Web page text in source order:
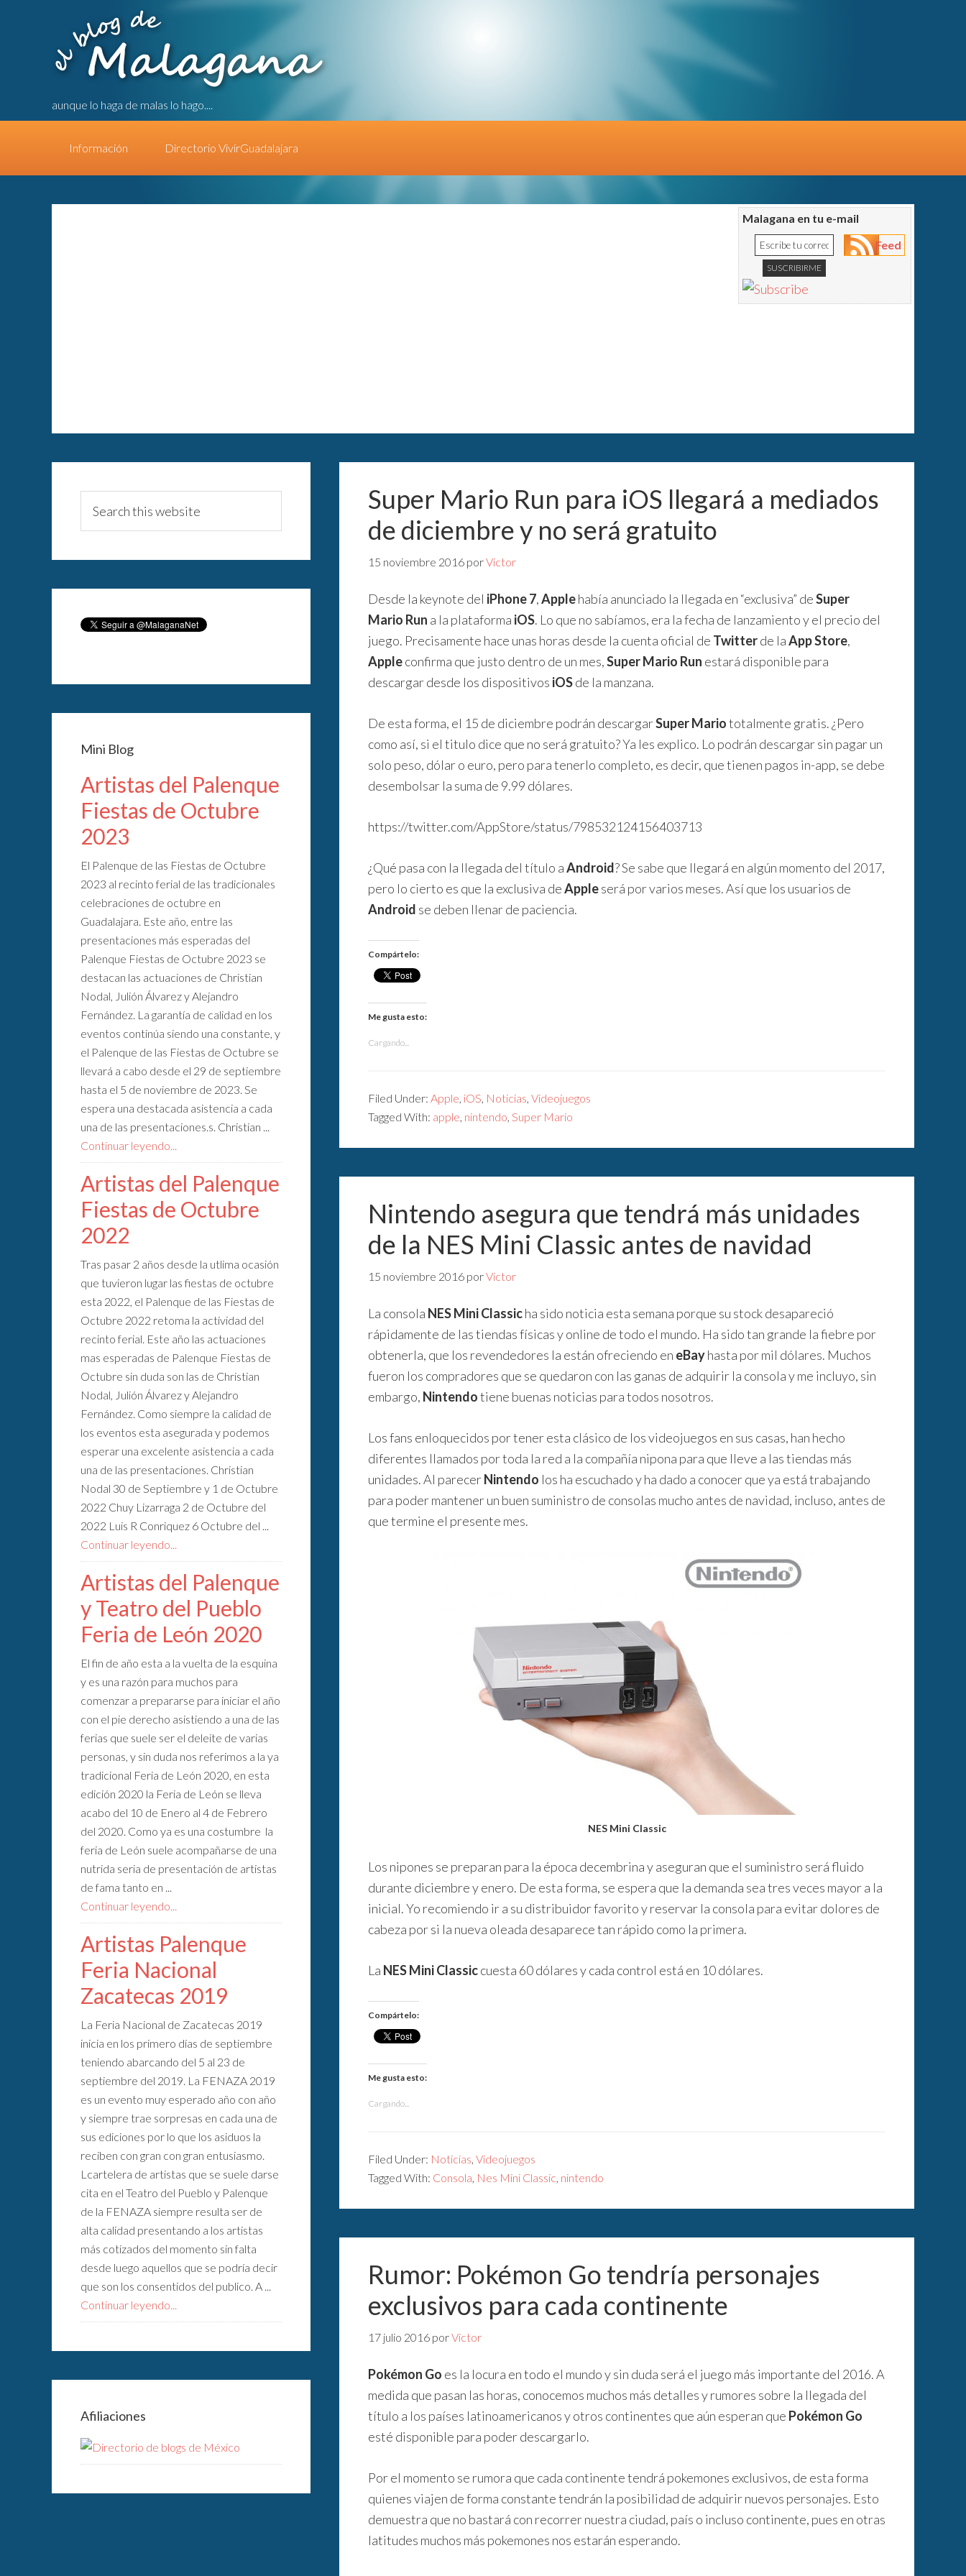
aunque lo haga de malas lo hago....
Información Directorio VivirGuadalajara
Malagana en tu e-mail
Feed
Super Mario Run para iOS llegará a mediados
de diciembre y no será gratuito
15 noviembre 2016 porVictor
Desde la keynote del iPhone 7,Applehabía anunciado la llegada en “exclusiva” deSuper
Mario Run a la plataforma iOS. Lo que no sabíamos, era la fecha de lanzamiento y el precio del
juego. Precisamente hace unas horas desde la cuenta oficial de Twitterde laApp Store,
Appleconfirma que justo dentro de un mes,Super Mario Run estará disponible para
descargar desde los dispositivos iOSde la manzana.
De esta forma, el 15 de diciembre podrán descargarSuper Mariototalmente gratis. ¿Pero
como así, si el titulo dice que no será gratuito? Ya les explico. Lo podrán descargar sin pagar un
solo peso, dólar o euro, pero para tenerlo completo, es decir, que tienen pagos in-app, se debe
desembolsar la suma de 9.99 dólares.
https://twitter.com/AppStore/status/798532124156403713
¿Qué pasa con la llegada del título aAndroid? Se sabe que llegará en algún momento del 2017,
pero lo cierto es que la exclusiva deAppleserá por varios meses. Así que los usuarios de
Android se deben llenar de paciencia.
Compártelo:
Me gusta esto:
Cargando...
Filed Under: Apple, iOS, Noticias, Videojuegos
Tagged With: apple, nintendo, Super Mario
Nintendo asegura que tendrá más unidades
de la NES Mini Classic antes de navidad
15 noviembre 2016 porVictor
La consola NES Mini Classicha sido noticia esta semana porque su stock desapareció
rápidamente de las tiendas físicas y online de todo el mundo. Ha sido tan grande la fiebre por
obtenerla, que los revendedores la están ofreciendo en eBayhasta por mil dólares. Muchos
fueron los compradores que se quedaron con las ganas de adquirir la consola y me incluyo, sin
embargo, Nintendotiene buenas noticias para todos nosotros.
Los fans enloquecidos por tener esta clásico de los videojuegos en sus casas, han hecho
diferentes llamados por toda la red a la compañía nipona para que lleve a las tiendas más
unidades. Al parecerNintendo los ha escuchado y ha dado a conocer que ya está trabajando
para poder mantener un buen suministro de consolas mucho antes de navidad, incluso, antes de
que termine el presente mes.
NES Mini Classic
Los nipones se preparan para la época decembrina y aseguran que el suministro será fluido
durante diciembre y enero. De esta forma, se espera que la demanda sea tres veces mayor a la
inicial. Yo recomiendo ir a su distribuidor favorito y reservar la consola para evitar dolores de
cabeza por si la nueva oleada desaparece tan rápido como la primera.
La NES Mini Classiccuesta 60 dólares y cada control está en 10 dólares.
Compártelo:
Me gusta esto:
Cargando...
Filed Under: Noticias, Videojuegos
Tagged With: Consola, Nes Mini Classic, nintendo
Rumor: Pokémon Go tendría personajes
exclusivos para cada continente
17 julio 2016 porVictor
Pokémon Go es la locura en todo el mundo y sin duda será el juego más importante del 2016. A
medida que pasan las horas, conocemos muchos más detalles y rumores sobre la llegada del
título a los países latinoamericanos y otros continentes que aún esperan que Pokémon Go
esté disponible para poder descargarlo.
Por el momento se rumora que cada continente tendrá pokemones exclusivos, de esta forma
quienes viajen de forma constante tendrán la posibilidad de adquirir nuevos personajes. Esto
demuestra que no bastará con recorrer nuestra ciudad, país o incluso continente, pues en otras
latitudes muchos más pokemones nos estarán esperando.
Mini Blog
Artistas del Palenque
Fiestas de Octubre
2023
El Palenque de las Fiestas de Octubre
2023 al recinto ferial de las tradicionales
celebraciones de octubre en
Guadalajara. Este año, entre las
presentaciones más esperadas del
Palenque Fiestas de Octubre 2023 se
destacan las actuaciones de Christian
Nodal, Julión Álvarez y Alejandro
Fernández. La garantía de calidad en los
eventos continúa siendo una constante, y
el Palenque de las Fiestas de Octubre se
llevará a cabo desde el 29 de septiembre
hasta el 5 de noviembre de 2023. Se
espera una destacada asistencia a cada
una de las presentaciones.s. Christian ...
Continuar leyendo...
Artistas del Palenque
Fiestas de Octubre
2022
Tras pasar 2 años desde la utlima ocasión
que tuvieron lugar las fiestas de octubre
esta 2022, el Palenque de las Fiestas de
Octubre 2022 retoma la actividad del
recinto ferial. Este año las actuaciones
mas esperadas de Palenque Fiestas de
Octubre sin duda son las de Christian
Nodal, Julión Álvarez y Alejandro
Fernández. Como siempre la calidad de
los eventos esta asegurada y podemos
esperar una excelente asistencia a cada
una de las presentaciones. Christian
Nodal 30 de Septiembre y 1 de Octubre
2022 Chuy Lizarraga 2 de Octubre del
2022 Luis R Conriquez 6 Octubre del ...
Continuar leyendo...
Artistas del Palenque
y Teatro del Pueblo
Feria de León 2020
El fin de año esta a la vuelta de la esquina
y es una razón para muchos para
comenzar a prepararse para iniciar el año
con el pie derecho asistiendo a una de las
ferias que suele ser el deleite de varias
personas, y sin duda nos referimos a la ya
tradicional Feria de León 2020, en esta
edición 2020 la Feria de León se lleva
acabo del 10 de Enero al 4 de Febrero
del 2020. Como ya es una costumbre la
feria de León suele acompañarse de una
nutrida seria de presentación de artistas
de fama tanto en ...
Continuar leyendo...
Artistas Palenque
Feria Nacional
Zacatecas 2019
La Feria Nacional de Zacatecas 2019
inicia en los primero días de septiembre
teniendo abarcando del 5 al 23 de
septiembre del 2019. La FENAZA 2019
es un evento muy esperado año con año
y siempre trae sorpresas en cada una de
sus ediciones por lo que los asiduos la
reciben con gran con gran entusiasmo.
Lcartelera de artistas que se suele darse
cita en el Teatro del Pueblo y Palenque
de la FENAZA siempre resulta ser de
alta calidad presentando a los artistas
más cotizados del momento sin falta
desde luego aquellos que se podría decir
que son los consentidos del publico. A ...
Continuar leyendo...
Afiliaciones